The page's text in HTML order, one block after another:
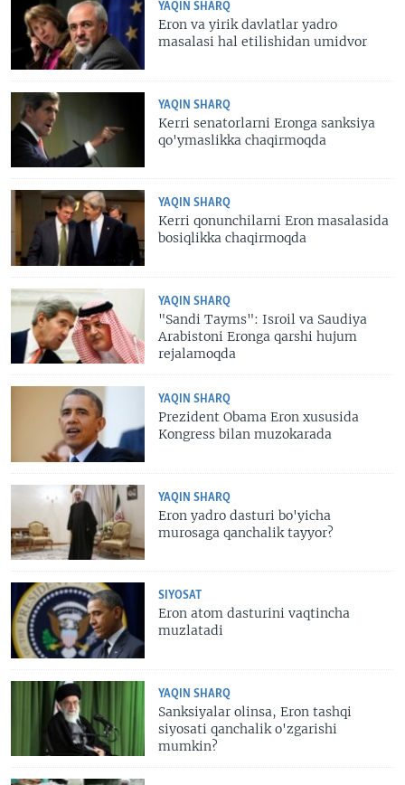
YAQIN SHARQ
Eron va yirik davlatlar yadro
masalasi hal etilishidan umidvor
YAQIN SHARQ
Kerri senatorlarni Eronga sanksiya
qo'ymaslikka chaqirmoqda
YAQIN SHARQ
Kerri qonunchilarni Eron masalasida
bosiqlikka chaqirmoqda
YAQIN SHARQ
"Sandi Tayms": Isroil va Saudiya
Arabistoni Eronga qarshi hujum
rejalamoqda
YAQIN SHARQ
Prezident Obama Eron xususida
Kongress bilan muzokarada
YAQIN SHARQ
Eron yadro dasturi bo'yicha
murosaga qanchalik tayyor?
SIYOSAT
Eron atom dasturini vaqtincha
muzlatadi
YAQIN SHARQ
Sanksiyalar olinsa, Eron tashqi
siyosati qanchalik o'zgarishi
mumkin?